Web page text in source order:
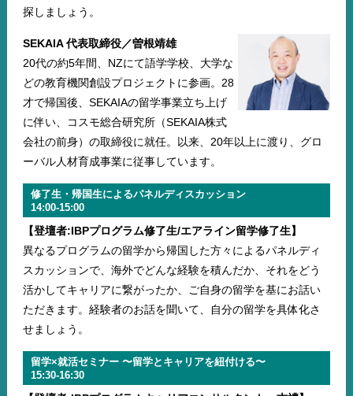
探しましょう。
SEKAIA 代表取締役／曽根靖雄
20代の約5年間、NZにて語学学校、大学な
どの教育機関創設プロジェクトに参画。28
才で帰国後、SEKAIAの留学事業立ち上げ
に伴い、コスモ総合研究所（SEKAIA株式
会社の前身）の取締役に就任。以来、20年以上に渡り、グロ
ーバル人材育成事業に従事しています。
修了生・帰国生によるパネルディスカッション
14:00-15:00
【登壇者:IBPプログラム修了生/エアライン留学修了生】
異なるプログラムの留学から帰国した方々によるパネルディ
スカッションで、海外でどんな経験を積んだか、それをどう
活かしてキャリアに繋がったか、ご自身の留学を基にお話い
ただきます。経験者のお話を聞いて、自分の留学を具体化さ
せましょう。
留学×就活セミナー 〜留学とキャリアを紐付ける〜
15:30-16:30